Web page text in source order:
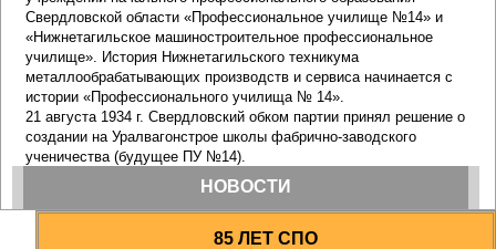
85 ЛЕТ СПО